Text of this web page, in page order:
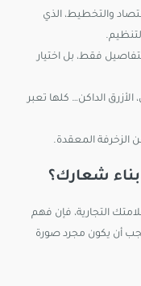
والتخطيط، الذي
فقط، بل اختيار
الأزرق الداكن… كلها تعبر
الزخرفة المعقدة.
شعارك؟
التجارية، فإن فهم
أن يكون مجرد صورة